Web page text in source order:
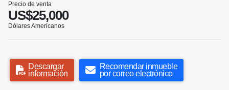
Precio de venta
US$25,000
Dólares Americanos
Descargar
información
Recomendar inmueble
por correo electrónico